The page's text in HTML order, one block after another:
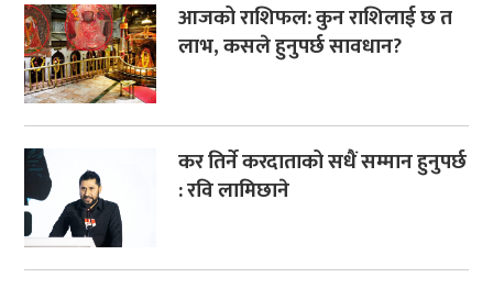
आजको राशिफल: कुन राशिलाई छ त
लाभ, कसले हुनुपर्छ सावधान?
कर तिर्ने करदाताको सधैं सम्मान हुनुपर्छ
: रवि लामिछाने